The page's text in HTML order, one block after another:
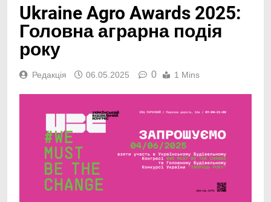
Ukraine Agro Awards 2025:
Головна аграрна подія
року
Редакція 06.05.2025 0 1 Mins